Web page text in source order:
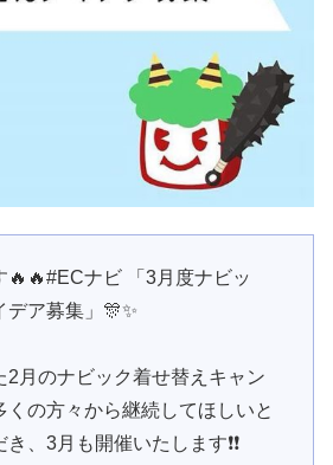
🔥🔥#ECナビ 「3月度ナビッ
デア募集」🎊✨
2月のナビック着せ替えキャン
くの方々から継続してほしいと
、3月も開催いたします❗️❗️